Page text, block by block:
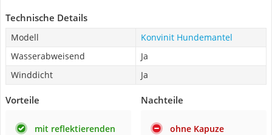
Technische Details
Modell
Konvinit Hundemantel
Wasserabweisend
Ja
Winddicht
Ja
Vorteile
mit reflektierenden
Nachteile
ohne Kapuze